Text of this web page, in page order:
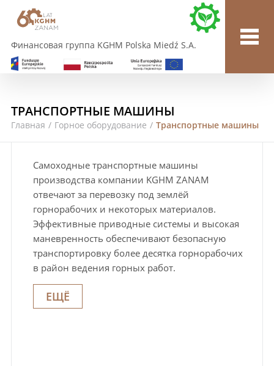
Финансовая группа KGHM Polska Miedź S.A.
ТРАНСПОРТНЫЕ МАШИНЫ
Главная / Горное оборудование / Транспортные машины
Самоходные транспортные машины
производства компании KGHM ZANAM
отвечают за перевозку под землёй
горнорабочих и некоторых материалов.
Эффективные приводные системы и высокая
маневренность обеспечивают безопасную
транспортировку более десятка горнорабочих
в район ведения горных работ.
ЕЩЁ